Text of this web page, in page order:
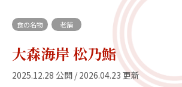
食の名物 老舗
大森海岸 松乃鮨
2025.12.28 公開 / 2026.04.23 更新